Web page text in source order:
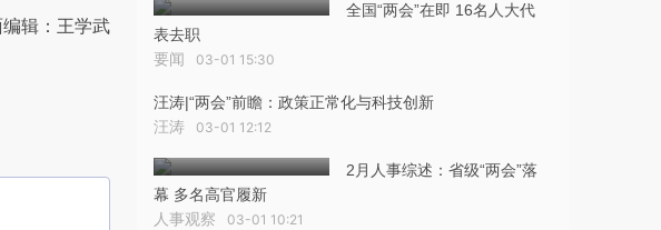
辑：王学武
全国“两会”在即 16名人大代
表去职
要闻 03-01 15:30
汪涛|“两会”前瞻：政策正常化与科技创新
汪涛 03-01 12:12
2月人事综述：省级“两会”落
幕 多名高官履新
人事观察 03-01 10:21